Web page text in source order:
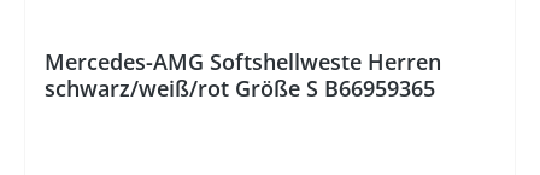
Mercedes-AMG Softshellweste Herren
schwarz/weiß/rot Größe S B66959365